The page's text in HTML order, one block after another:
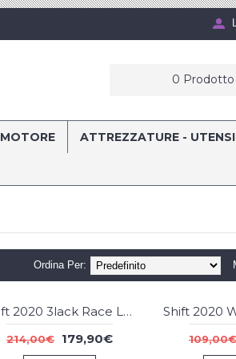
0
MOTORE ATTREZZATURE -
Ordina Per:
-16Shift 2020 3lack Race Label Blue Red Combo
214,00€ 179,90€ 109,00€